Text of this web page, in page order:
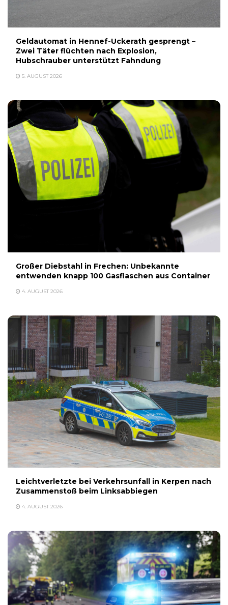
Geldautomat in Hennef-Uckerath gesprengt –
Zwei Täter flüchten nach Explosion,
Hubschrauber unterstützt Fahndung
5. AUGUST 2026
Großer Diebstahl in Frechen: Unbekannte
entwenden knapp 100 Gasflaschen aus Container
4. AUGUST 2026
Leichtverletzte bei Verkehrsunfall in Kerpen nach
Zusammenstoß beim Linksabbiegen
4. AUGUST 2026